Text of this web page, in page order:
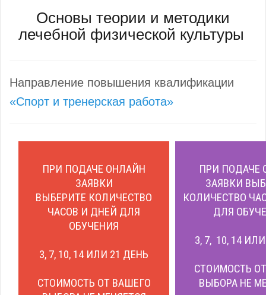
Основы теории и методики
лечебной физической культуры
Направление повышения квалификации
«Спорт и тренерская работа»
ПРИ ПОДАЧЕ ОНЛАЙН
ЗАЯВКИ
ВЫБЕРИТЕ КОЛИЧЕСТВО
ЧАСОВ И ДНЕЙ ДЛЯ
ОБУЧЕНИЯ
3, 7, 10, 14 ИЛИ 21 ДЕНЬ
СТОИМОСТЬ ОТ ВАШЕГО
ПРИ ПОДАЧЕ
ЗАЯВКИ
КОЛИЧЕСТВО
ДЛЯ
3, 7, 10, 14
СТОИМОСТЬ
ВЫБОРА НЕ